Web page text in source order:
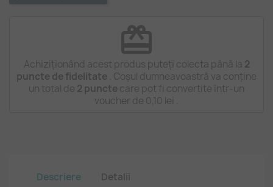
redeem
Achiziționând acest produs puteți colecta până la 2
puncte de fidelitate . Coșul dumneavoastră va conține
un total de 2 puncte care pot fi convertite într-un
voucher de 0,10 lei
Descriere Detalii